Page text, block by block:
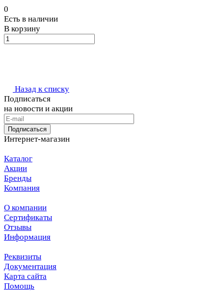
0
Есть в наличии
В корзину
Назад к списку
Подписаться
на новости и акции
Подписаться
Интернет-магазин
Каталог
Акции
Бренды
Компания
О компании
Сертификаты
Отзывы
Информация
Реквизиты
Документация
Карта сайта
Помощь